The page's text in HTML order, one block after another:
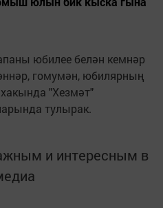
юбилее белән кемнәр
гомумән, юбилярның
"Хезмәт"
тулырак.
и интересным в